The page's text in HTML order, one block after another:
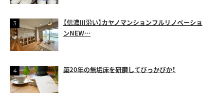
【信濃川沿い】カヤノマンションフルリノベーショ
ンNEW…
築20年の無垢床を研磨してぴっかぴか！